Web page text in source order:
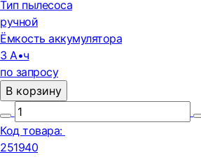
Тип пылесоса
ручной
Ёмкость аккумулятора
3 А•ч
по запросу
В корзину
Код товара:
251940